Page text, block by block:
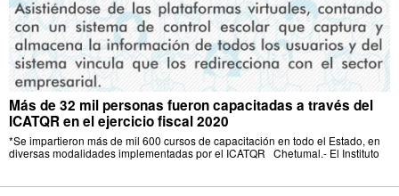
Más de 32 mil personas fueron capacitadas a través del
ICATQR en el ejercicio fiscal 2020
*Se impartieron más de mil 600 cursos de capacitación en todo el Estado, en
diversas modalidades implementadas por el ICATQR Chetumal.- El Instituto